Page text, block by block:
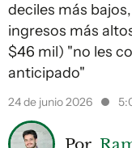
deciles más
ingresos más
$46 mil) "no les
anticipado"
24 de junio 2026
Por